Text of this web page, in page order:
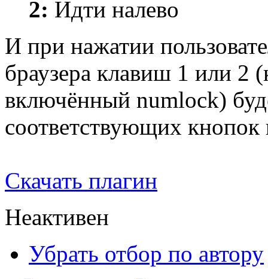
2: Идти налево
И при нажатии
браузера клавиш 1 или 2
включённый numlock)
соответствующих
Скачать плагин
Неактивен
Убрать отбор по автору